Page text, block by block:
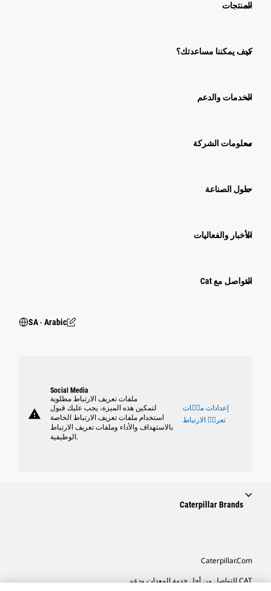
المنتجات
كيف يمكننا مساعدتك؟
الخدمات والدعم
معلومات الشركة
حلول الصناعة
الأخبار والفعاليات
التواصل مع Cat
SA ‧ Arabic
warning
Social Media
ملفات تعريف الارتباط مطلوبة
لتمكين هذه الميزة، يجب عليك قبول
استخدام ملفات تعريف الارتباط الخاصة
بالاستهداف والأداء وملفات تعريف الارتباط
الوظيفية.
إعدادات ملٝات
تعريٝ الارتباط
Caterpillar Brands
Caterpillar.com
CAT التواصل من أجل خدمة المعدات ودعم